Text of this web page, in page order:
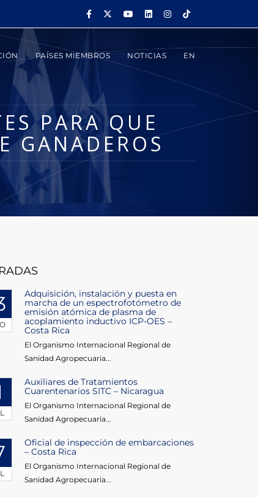
PAÍSES MIEMBROS NOTICIAS EN
PARA QUE
GANADEROS
Adquisición, instalación y puesta en
marcha de un espectrofotómetro de
emisión atómica de plasma de
acoplamiento inductivo ICP-OES –
Costa Rica
El Organismo Internacional Regional de
Sanidad Agropecuaria...
Auxiliares de Tratamientos
Cuarentenarios SITC – Nicaragua
El Organismo Internacional Regional de
Sanidad Agropecuaria...
Oficial de inspección de embarcaciones
– Costa Rica
El Organismo Internacional Regional de
Sanidad Agropecuaria...